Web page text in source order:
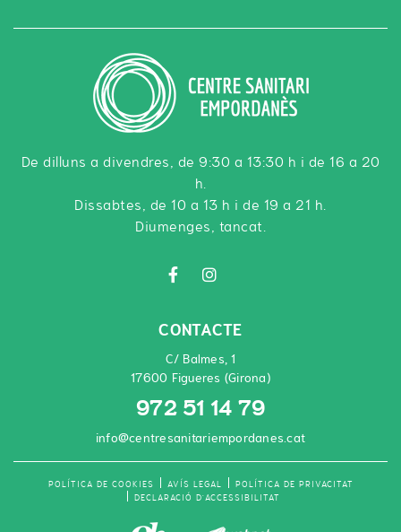
De dilluns a divendres, de 9:30 a 13:30 h i de 16 a 20
h.
Dissabtes, de 10 a 13 h i de 19 a 21 h.
Diumenges, tancat.
CONTACTE
C/ Balmes, 1
17600 Figueres (Girona)
972 51 14 79
info@centresanitariempordanes.cat
POLÍTICA DE COOKIES AVÍS LEGAL
POLÍTICA DE PRIVACITAT
DECLARACIÓ D'ACCESSIBILITAT